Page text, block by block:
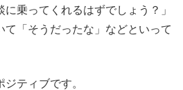
乗ってくれるはずでしょう？」
て「そうだったな」などといって
ティブです。